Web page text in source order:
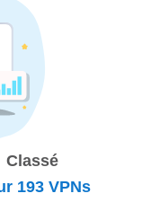
Classé
193VPNs